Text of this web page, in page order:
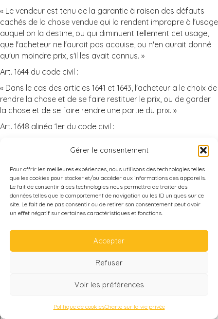
Gérer le consentement
Pour offrir les meilleures expériences, nous utilisons des technologies telles
que les cookies pour stocker et/ou accéder aux informations des appareils.
Le fait de consentir à ces technologies nous permettra de traiter des
données telles que le comportement de navigation ou les ID uniques sur ce
site. Le fait de ne pas consentir ou de retirer son consentement peut avoir
un effet négatif sur certaines caractéristiques et fonctions.
Accepter
Refuser
Voir les préférences
Politique de cookiesCharte sur la vie privée
« Le vendeur est tenu de la garantie à raison des défauts
cachés de la chose vendue qui la rendent impropre à l'usage
auquel on la destine, ou qui diminuent tellement cet usage,
que l'acheteur ne l'aurait pas acquise, ou n'en aurait donné
qu'un moindre prix, s'il les avait connus. »
Art. 1644 du code civil :
« Dans le cas des articles 1641 et 1643, l'acheteur a le choix de
rendre la chose et de se faire restituer le prix, ou de garder
la chose et de se faire rendre une partie du prix. »
Art. 1648 alinéa 1er du code civil :
par l'acquéreur dans un délai de deux ans à compter de la
Il est rappelé que la recherche de solutions amiables
préalablement à une éventuelle action en justice
n'interrompt pas les délais d'action des garanties légales ni
la durée de toute éventuelle garantie contractuelle.
ARTICLE 12 – RESPONSABILITÉ ET GARANTIE
1°) La garantie ne peut être mise en œuvre pour les vices
L’Exploitant s’engage à remédier à tout défaut provenant de